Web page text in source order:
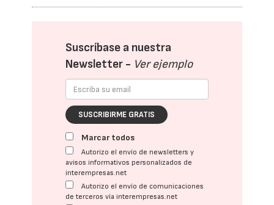
Suscríbase a nuestra
Newsletter - Ver ejemplo
SUSCRIBIRME GRATIS
Marcar todos
Autorizo el envío de newsletters y
avisos informativos personalizados de
interempresas.net
Autorizo el envío de comunicaciones
de terceros vía interempresas.net